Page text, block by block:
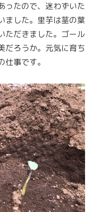
ったので、迷わずいた
ました。里芋は茎の葉
ただきました。ゴール
だろうか。元気に育ち
事です。